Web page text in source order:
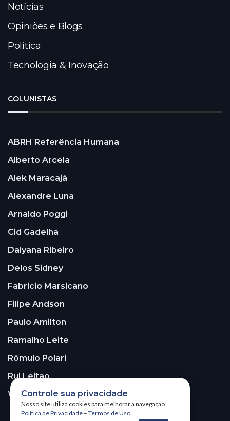
Notícias
Opiniões e Blogs
Política
Tecnologia & Inovação
COLUNISTAS
ABRH Referência Humana
Alberto Arcela
Alek Maracajá
Alexandre Luna
Arnaldo Poggi
Cid Gadelha
Dalyana Ribeiro
Delos Sidney
Fabricio Marsicano
Filipe Andson
Paulo Amilton
Ramalho Leite
Rômulo Polari
Rui Leitão
Walter Santos
Controle sua privacidade
Nosso site utiliza cookies para melhorar a navegação.
Política de Privacidade – Termos de Uso